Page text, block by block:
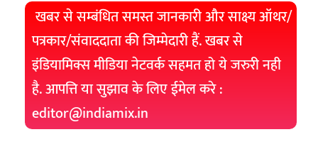
खबर से सम्बंधित समस्त जानकारी और साक्ष्य ऑथर/
पत्रकार/संवाददाता की जिम्मेदारी हैं. खबर से
इंडियामिक्स मीडिया नेटवर्क सहमत हो ये जरुरी नही
है. आपत्ति या सुझाव के लिए ईमेल करे :
editor@indiamix.in